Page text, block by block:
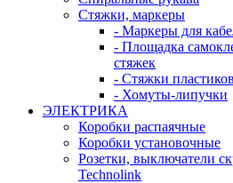
Стяжки, маркеры
- Маркеры для
- Площадка
стяжек
- Стяжки
- Хомуты-липучки
ЭЛЕКТРИКА
Коробки распаячные
Коробки установочные
Розетки, выключатели
Technolink